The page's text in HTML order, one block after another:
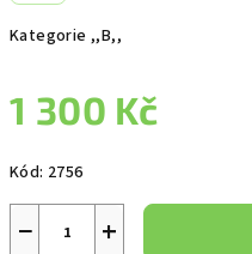
Kategorie ,,B,,
1 300 Kč
cena:
Kód: 2756
+
−